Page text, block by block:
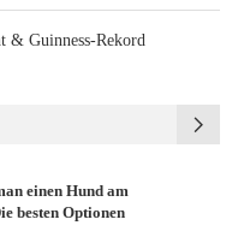
& Guinness-Rekord
einen Hund am
besten Optionen